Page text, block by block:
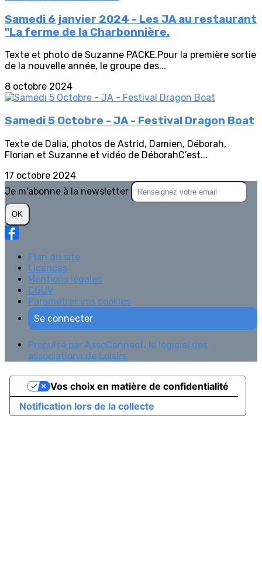
Samedi 6 janvier 2024 - Les JA au restaurant
"La ferme de la Charbonnière.
Texte et photo de Suzanne PACKE.Pour la première sortie
de la nouvelle année, le groupe des...
8 octobre 2024
Samedi 5 Octobre - JA - Festival Dragon Boat
Texte de Dalia, photos de Astrid, Damien, Déborah,
Florian et Suzanne et vidéo de DéborahC’est...
17 octobre 2024
Je m'abonne à la newsletter
OK
Plan du site
Licences
Mentions légales
CGUV
Paramétrer vos cookies
Se connecter
Propulsé par AssoConnect, le logiciel des
associations de Loisirs
Notification lors de la collecte
Vos choix en matière de confidentialité